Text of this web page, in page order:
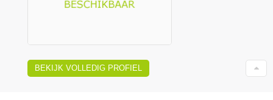
BEKIJK VOLLEDIG PROFIEL